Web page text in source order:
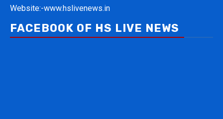
Website:-www.hslivenews.in
FACEBOOK OF HS LIVE NEWS